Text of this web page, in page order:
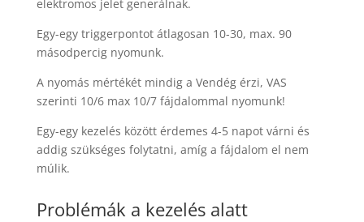
elektromos jelet generálnak.
Egy-egy triggerpontot átlagosan 10-30, max. 90
másodpercig nyomunk.
A nyomás mértékét mindig a Vendég érzi, VAS
szerinti 10/6 max 10/7 fájdalommal nyomunk!
Egy-egy kezelés között érdemes 4-5 napot várni és
addig szükséges folytatni, amíg a fájdalom el nem
múlik.
Problémák a kezelés alatt